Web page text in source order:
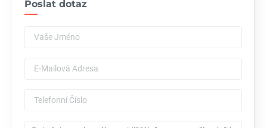
Poslat dotaz